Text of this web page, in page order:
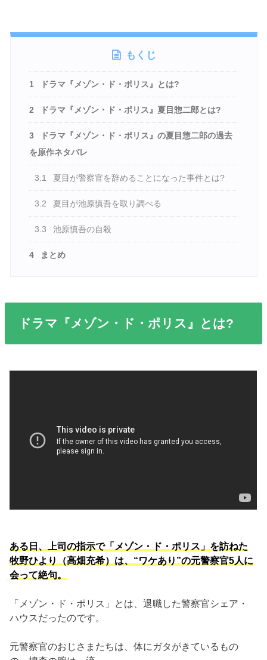
もくじ
1 ドラマ『メゾン・ド・ポリス』とは?
2 ドラマ『メゾン・ド・ポリス』夏目惣二郎とは?
3
ドラマ『メゾン・ド・ポリス』の夏目惣二郎の過去
を原作ネタバレ
3.1 夏目が警察官を辞めることになった事件とは?
3.2 夏目が池原慎吾を取り調べる
3.3 池原慎吾の自殺
4 まとめ
ドラマ『メゾン・ド・ポリス』とは?
ある日、上司の指示で「メゾン・ド・ポリス」を訪ねた
牧野ひより（高畑充希）は、“ワケあり”の元警察官5人に
会って絶句。
「メゾン・ド・ポリス」とは、退職した警察官シェア・
ハウスだったのです。
元警察官のおじさまたちは、体にガタがきているもの